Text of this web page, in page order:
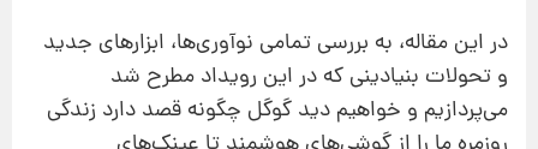
در این مقاله، به بررسی تمامی نوآوری‌ها، ابزارهای جدید
و تحولات بنیادینی که در این رویداد مطرح شد
می‌پردازیم و خواهیم دید گوگل چگونه قصد دارد زندگی